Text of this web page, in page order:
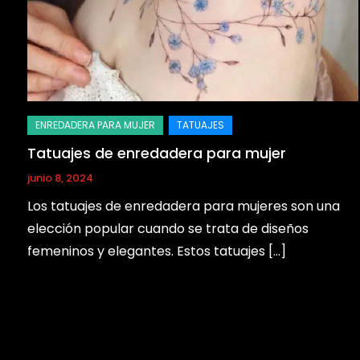
Tatuajes de enredadera para mujer
junio 8, 2024
Los tatuajes de enredadera para mujeres son una
elección popular cuando se trata de diseños
femeninos y elegantes. Estos tatuajes […]